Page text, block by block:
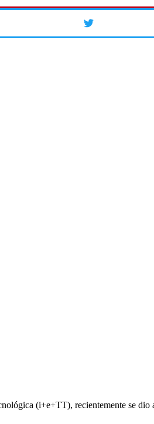
(i+e+TT), recientemente se